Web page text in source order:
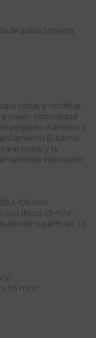
de polvo Sistema
cortar y rectificar
mayor comodidad
pequeño diámetro y
El barniz
el polvo y la
Interruptor
x 106 mm
disco: 1,5 m/s²
de superficies: 1,5
7,5 m/s²